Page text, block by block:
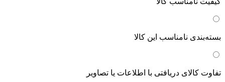
بسته‌بندی نامناسب این کالا
تفاوت کالای دریافتی با اطلاعات یا تصاویر